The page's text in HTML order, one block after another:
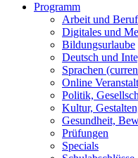
Programm
Arbeit und Beruf
Digitales und
Bildungsurlaube
Deutsch und
Sprachen
Online
Politik,
Kultur,
Gesundheit,
Prüfungen
Specials